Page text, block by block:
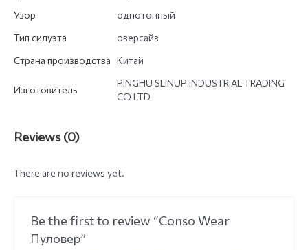
Узор
однотонный
Тип силуэта
оверсайз
Страна производства Китай
Изготовитель
PINGHU SLINUP INDUSTRIAL TRADING
CO LTD
Reviews (0)
There are no reviews yet.
Be the first to review “Conso Wear
Пуловер”